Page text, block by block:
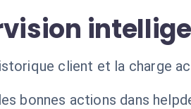
client et la charge
bonnes actions dans